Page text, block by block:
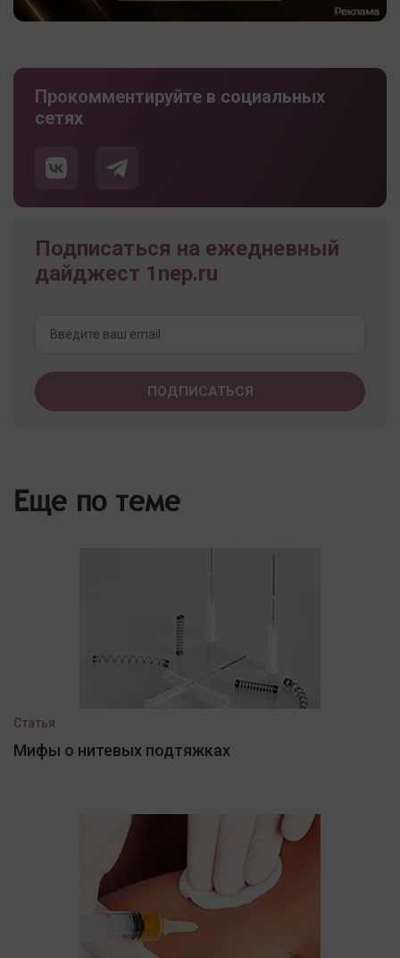
Прокомментируйте в социальных
сетях
Подписаться на ежедневный
дайджест 1nep.ru
Еще по теме
Статья
Мифы о нитевых подтяжках